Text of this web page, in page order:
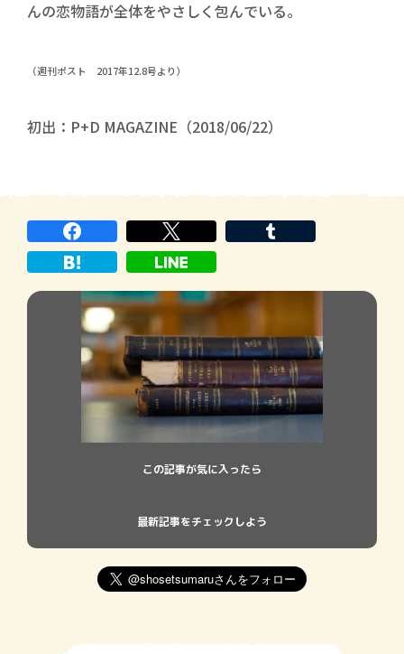
んの恋物語が全体をやさしく包んでいる。
（週刊ポスト 2017年12.8号より）
初出：P+D MAGAZINE（2018/06/22）
この記事が気に入ったら
最新記事をチェックしよう